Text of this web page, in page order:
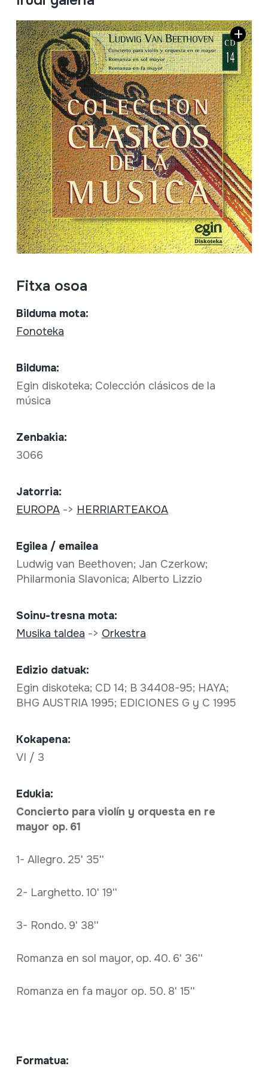
Fitxa osoa
Bilduma mota:
Fonoteka
Bilduma:
Egin diskoteka; Colección clásicos de la
música
Zenbakia:
3066
Jatorria:
EUROPA-> HERRIARTEAKOA
Egilea / emailea
Ludwig van Beethoven; Jan Czerkow;
Philarmonia Slavonica; Alberto Lizzio
Soinu-tresna mota:
Musika taldea -> Orkestra
Edizio datuak:
Egin diskoteka; CD 14; B 34408-95; HAYA;
BHG AUSTRIA 1995; EDICIONES G y C 1995
Kokapena:
VI / 3
Edukia:
Concierto para violín y orquesta en re
mayor op. 61
1- Allegro. 25' 35''
2- Larghetto. 10' 19''
3- Rondo. 9' 38''
Romanza en sol mayor, op. 40. 6' 36''
Romanza en fa mayor op. 50. 8' 15''
Formatua: